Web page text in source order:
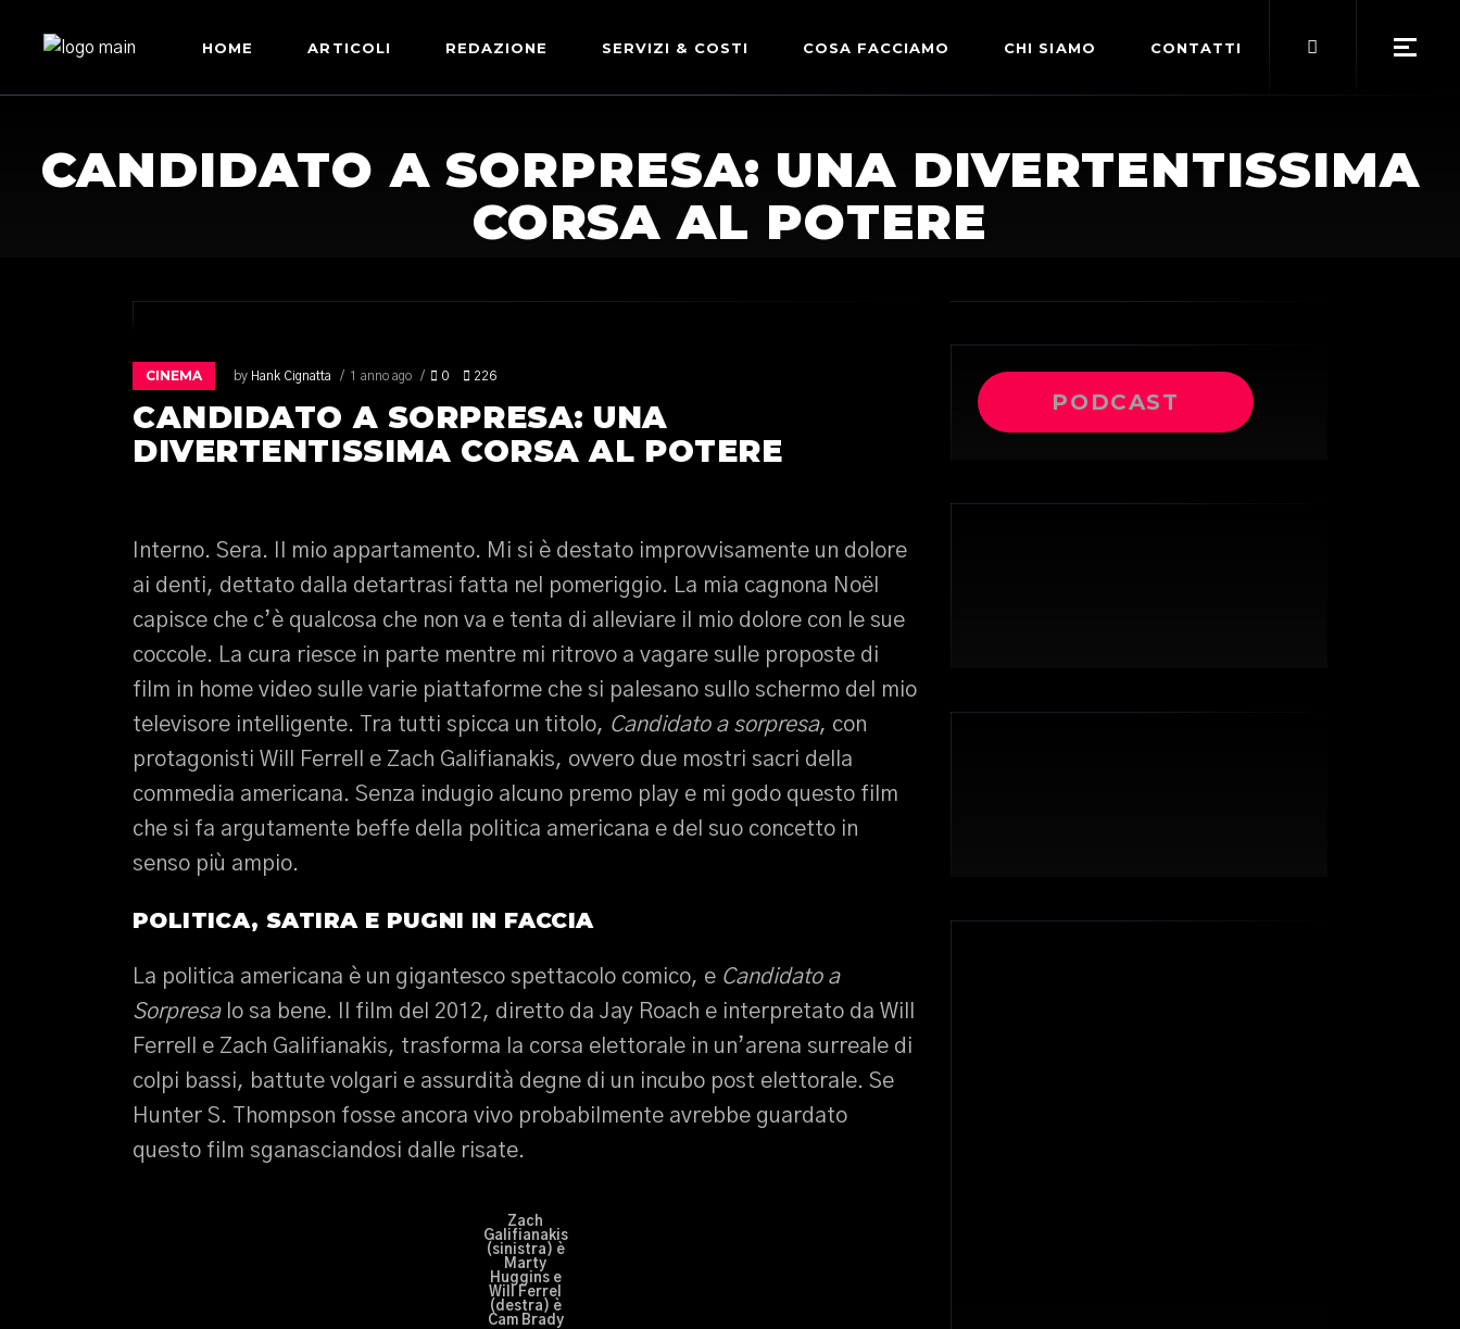
HOME ARTICOLI REDAZIONE SERVIZI & COSTI
LE NOSTRE PARTNERSHIP
COMUNICAZIONE EXPRESS
COSA FACCIAMO CHI SIAMO
TERMINI DI SERVIZIO
CONTATTI
CANDIDATO A SORPRESA: UNA DIVERTENTISSIMA
CORSA AL POTERE
CINEMA by Hank Cignatta 1 anno ago 0 226
CANDIDATO A SORPRESA: UNA
DIVERTENTISSIMA CORSA AL POTERE
Interno. Sera. Il mio appartamento. Mi si è destato improvvisamente un dolore
ai denti, dettato dalla detartrasi fatta nel pomeriggio. La mia cagnona Noël
capisce che c’è qualcosa che non va e tenta di alleviare il mio dolore con le sue
coccole. La cura riesce in parte mentre mi ritrovo a vagare sulle proposte di
film in home video sulle varie piattaforme che si palesano sullo schermo del mio
televisore intelligente. Tra tutti spicca un titolo, Candidato a sorpresa, con
protagonisti Will Ferrell e Zach Galifianakis, ovvero due mostri sacri della
commedia americana. Senza indugio alcuno premo play e mi godo questo film
che si fa argutamente beffe della politica americana e del suo concetto in
senso più ampio.
POLITICA, SATIRA E PUGNI IN FACCIA
La politica americana è un gigantesco spettacolo comico, e Candidato a
Sorpresalo sa bene. Il film del 2012, diretto da Jay Roach e interpretato da Will
Ferrell e Zach Galifianakis, trasforma la corsa elettorale in un’arena surreale di
colpi bassi, battute volgari e assurdità degne di un incubo post elettorale. Se
Hunter S. Thompson fosse ancora vivo probabilmente avrebbe guardato
questo film sganasciandosi dalle risate.
Zach
Galifianakis
(sinistra) è
Marty
Huggins e
Will Ferrel
(destra) è
Cam Brady
PODCAST